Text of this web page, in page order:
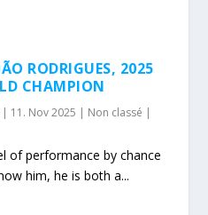
RODRIGUES, 2025
CHAMPION
| 11. Nov 2025 | Non classé |
of performance by chance
him, he is both a...